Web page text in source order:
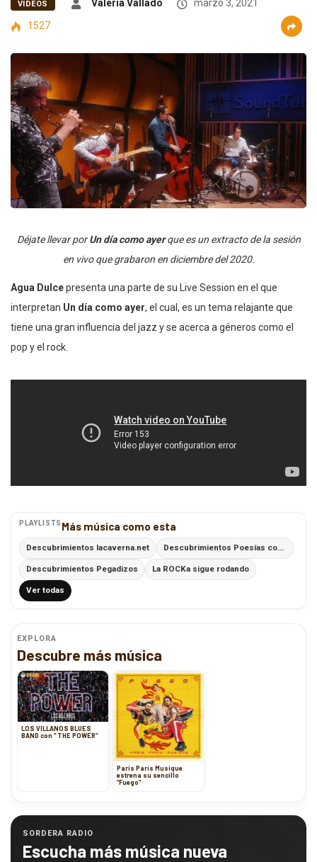
VIDEOS Valeria Vallado
marzo 3, 2021
1527
Déjate llevar porUn día como ayerque es un extracto de la sesión
en vivo que grabaron en diciembre del 2020.
Agua Dulcepresenta una parte de su Live Session en el que
interpretan Un día como ayer, el cual, es un tema relajante que
tiene una gran influencia del jazz y se acerca a géneros como el
pop y el rock.
PLAYLISTS Más música como esta
Descubrimientos lacaverna.net Descubrimientos Poesías con Ritmo
Descubrimientos Pegadizos La ROCKa sigue rodando
Ver todas
EXPLORA
Descubre más música
LOS VILLANOS BLUES
BAND con “ THE POWER”
Paris Paris Musique
estrena su sencillo
“Fuego”
SORDERA RADIO
Escucha más música nueva